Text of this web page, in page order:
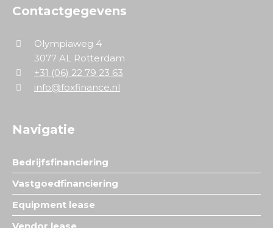
Contactgegevens
Olympiaweg 4
3077 AL Rotterdam
+31 (06) 22 79 23 63
info@foxfinance.nl
Navigatie
Bedrijfsfinanciering
Vastgoedfinanciering
Equipment lease